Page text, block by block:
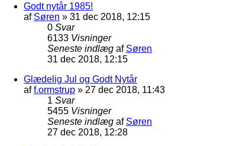
Godt nytår 1985!
af Søren » 31 dec 2018, 12:15
0 Svar
6133 Visninger
Seneste indlæg af Søren
31 dec 2018, 12:15
Glædelig Jul og Godt Nytår
aff.ormstrup » 27 dec 2018, 11:43
1 Svar
5455 Visninger
Seneste indlæg af Søren
27 dec 2018, 12:28